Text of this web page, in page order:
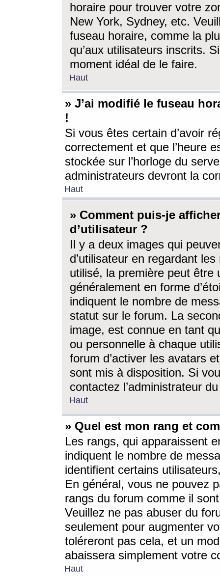
horaire pour trouver votre
New York, Sydney, etc.
fuseau horaire, comme la
qu’aux utilisateurs inscrits.
moment idéal de le faire.
Haut
» J’ai modifié le fuseau
!
Si vous êtes certain d’avoir
correctement et que l’heure
stockée sur l’horloge du
administrateurs devront la
Haut
» Comment puis-je
d’utilisateur ?
Il y a deux images qui
d’utilisateur en regardant
utilisé, la première peut être
généralement en forme
indiquent le nombre de
statut sur le forum. La
image, est connue en tant
ou personnelle à chaque
forum d’activer les avatars
sont mis à disposition. Si
contactez l’administrateur
Haut
» Quel est mon rang et
Les rangs, qui apparaissent
indiquent le nombre de
identifient certains
En général, vous ne pouvez
rangs du forum comme il
Veuillez ne pas abuser du
seulement pour augmenter
toléreront pas cela, et un
abaissera simplement votre
Haut